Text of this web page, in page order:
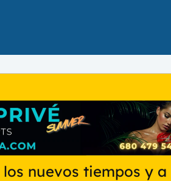
nuevos tiempos y